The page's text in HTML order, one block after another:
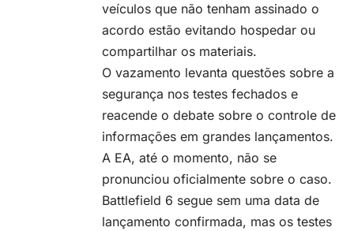
veículos que não tenham assinado o
acordo estão evitando hospedar ou
compartilhar os materiais.
O vazamento levanta questões sobre a
segurança nos testes fechados e
reacende o debate sobre o controle de
informações em grandes lançamentos.
A EA, até o momento, não se
pronunciou oficialmente sobre o caso.
Battlefield 6 segue sem uma data de
lançamento confirmada, mas os testes